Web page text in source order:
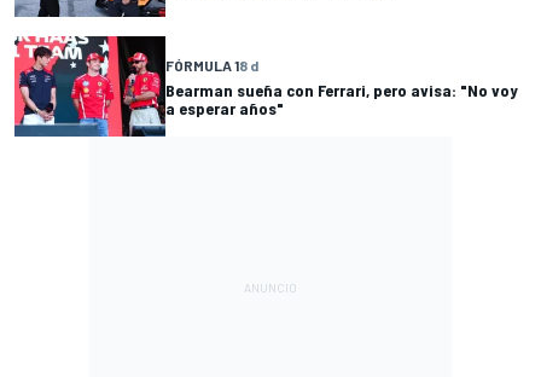
FÓRMULA 18 d
Bearman sueña con Ferrari, pero avisa: "No voy
a esperar años"